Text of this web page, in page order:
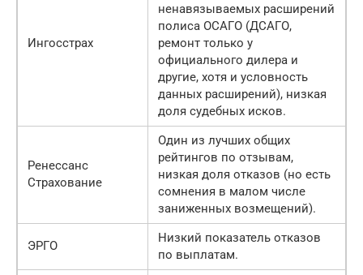
Ингосстрах
ненавязываемых расширений
полиса ОСАГО (ДСАГО,
ремонт только у
официального дилера и
другие, хотя и условность
данных расширений), низкая
доля судебных исков.
Ренессанс
Страхование
Один из лучших общих
рейтингов по отзывам,
низкая доля отказов (но есть
сомнения в малом числе
заниженных возмещений).
ЭРГО
Низкий показатель отказов
по выплатам.